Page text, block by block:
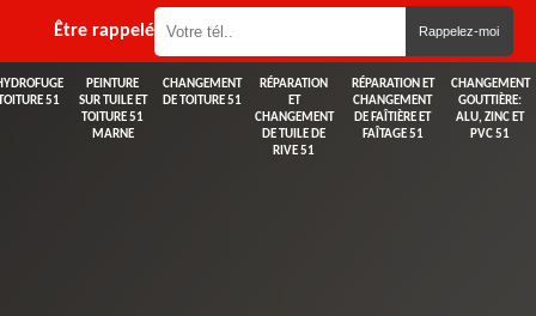
Être rappelé
51
PEINTURE
SUR TUILE ET
TOITURE 51
MARNE
CHANGEMENT
DE TOITURE 51
RÉPARATION
ET
CHANGEMENT
DE TUILE DE
RIVE 51
RÉPARATION ET
CHANGEMENT
DE FAÎTIÈRE ET
FAÎTAGE 51
CHANGEMENT
GOUTTIÈRE:
ALU, ZINC ET
PVC 51